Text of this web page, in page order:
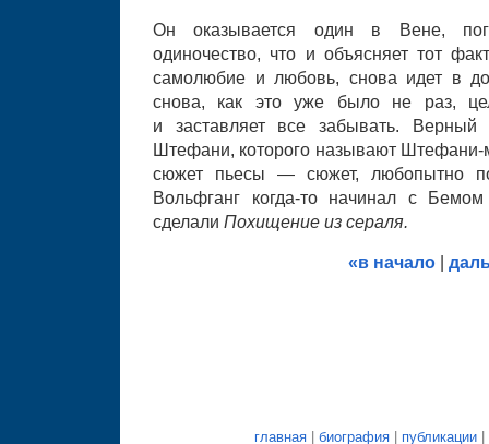
Он оказывается один в Вене,
одиночество, что и объясняет тот
самолюбие и любовь, снова идет в
снова, как это уже было не раз,
и заставляет все забывать.
Штефани, которого называют
сюжет пьесы — сюжет, любопытно
Вольфганг когда-то начинал с
сделали Похищение из сераля.
«в начало |
главная| биография| публикации|